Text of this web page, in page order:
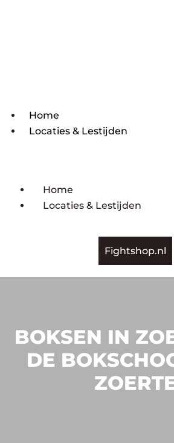
Home
Locaties & Lestijden
Home
Locaties & Lestijden
Fightshop.nl
BOKSEN IN
DE